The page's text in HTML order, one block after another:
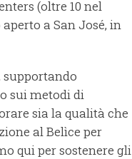
(oltre 10 nel
a San José, in
sui metodi di
sia la qualità che
al Belìce per
qui per sostenere gli